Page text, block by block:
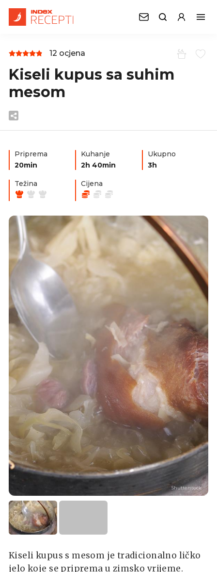
12 ocjena
Kiseli kupus sa suhim
mesom
Priprema
20min
Kuhanje
2h 40min
Ukupno
3h
Težina Cijena
Shutterstock
Kiseli kupus s mesom je tradicionalno ličko
jelo koje se priprema u zimsko vrijeme.